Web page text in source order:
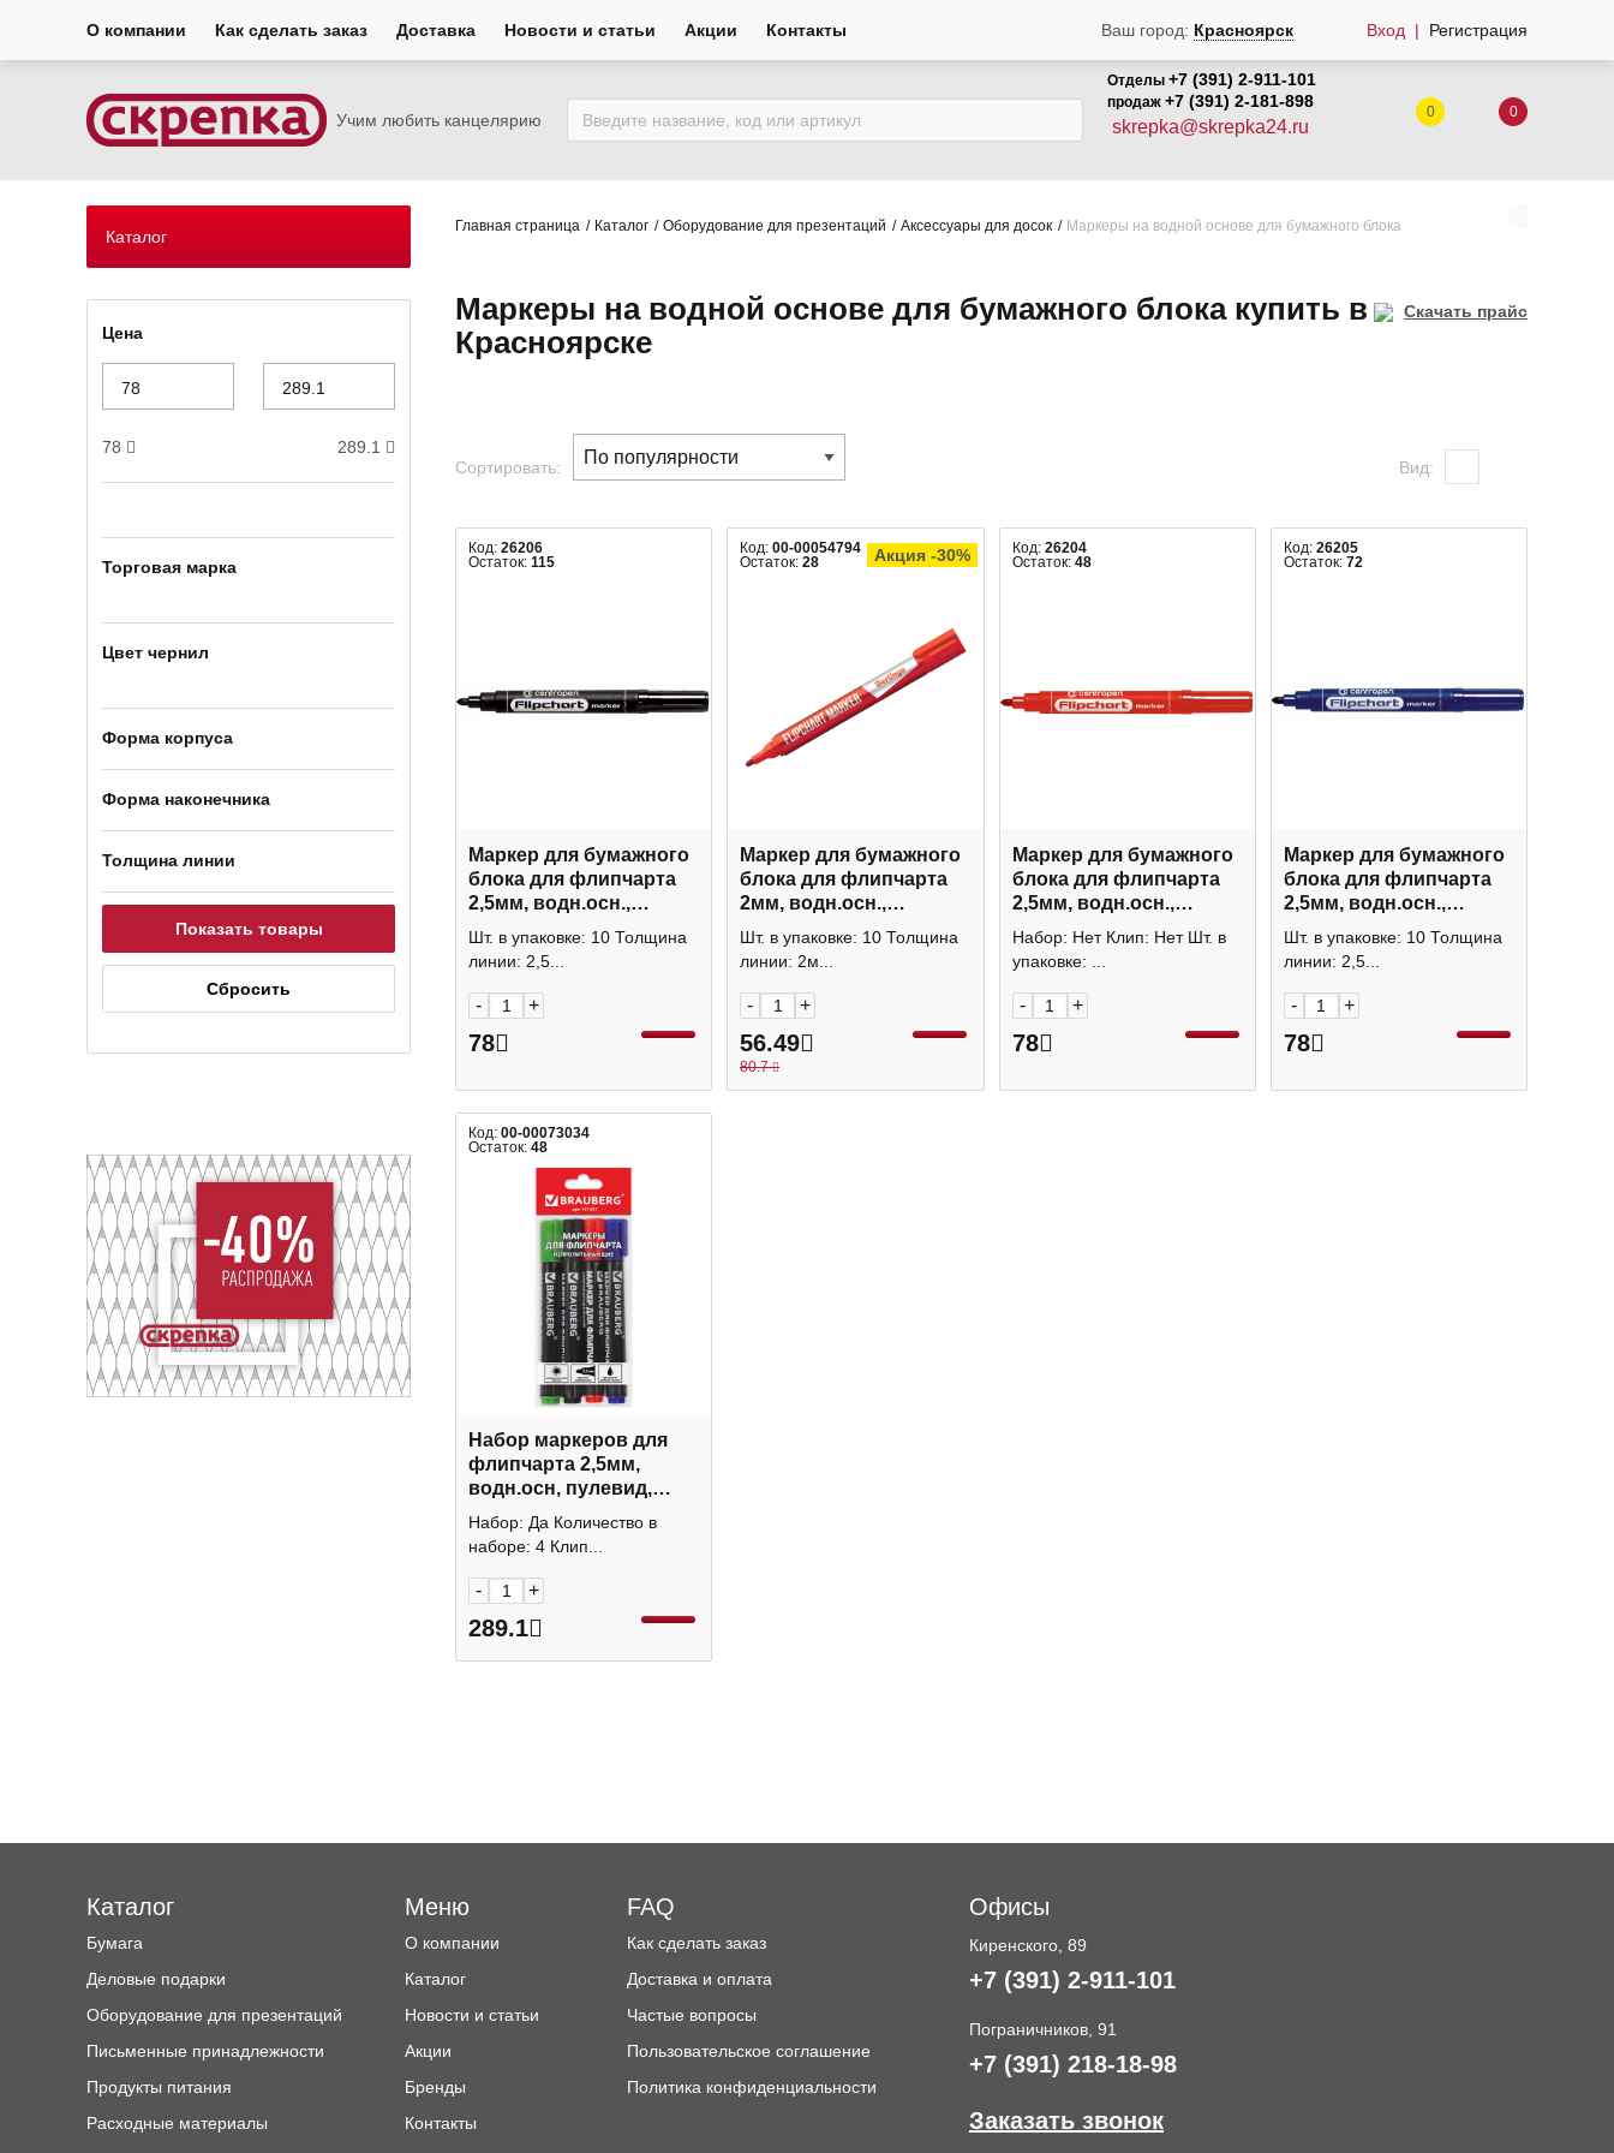
О компании Как сделать заказ Доставка Новости и статьи Акции Контакты Ваш город: Красноярск Вход Регистрация
Учим любить канцелярию
Отделы +7 (391) 2-911-101
продаж +7 (391) 2-181-898
skrepka@skrepka24.ru
0 0
Каталог
Цена
78 289.1
Торговая марка
Цвет чернил
Форма корпуса
Форма наконечника
Толщина линии
Главная страница Каталог Оборудование для презентаций Аксессуары для досок Маркеры на водной основе для бумажного блока
Маркеры на водной основе для бумажного блока купить в
Красноярске
Скачать прайс
Сортировать: Вид:
Код: 26206
Остаток: 115
Маркер для бумажного
блока для флипчарта
2,5мм, водн.осн.,
пулевид., черный 8550
Centropen
Шт. в упаковке: 10 Толщина
линии: 2,5...
- +
78
Код:00-00054794
Остаток:28 Акция -30%
Маркер для бумажного
блока для флипчарта
2мм, водн.осн.,
пулевид., красный
BMf_02203 Berlingo
Шт. в упаковке: 10 Толщина
линии: 2м...
- +
56.49
80.7
Код: 26204
Остаток: 48
Маркер для бумажного
блока для флипчарта
2,5мм, водн.осн.,
пулевид., красный 8550
Centropen
Набор: Нет Клип: Нет Шт. в
упаковке: ...
- +
78
Код: 26205
Остаток: 72
Маркер для бумажного
блока для флипчарта
2,5мм, водн.осн.,
пулевид., синий 8550
Centropen
Шт. в упаковке: 10 Толщина
линии: 2,5...
- +
78
Код: 00-00073034
Остаток: 48
Набор маркеров для
флипчарта 2,5мм,
водн.осн, пулевид,
ассорти 4шт 151257
Brauberg
Набор: Да Количество в
наборе: 4 Клип...
- +
289.1
Каталог
Бумага
Деловые подарки
Оборудование для презентаций
Письменные принадлежности
Продукты питания
Расходные материалы
Меню
О компании
Каталог
Новости и статьи
Акции
Бренды
Контакты
FAQ
Как сделать заказ
Доставка и оплата
Частые вопросы
Пользовательское соглашение
Политика конфиденциальности
Офисы
Киренского, 89
+7 (391) 2-911-101
Пограничников, 91
+7 (391) 218-18-98
Заказать звонок